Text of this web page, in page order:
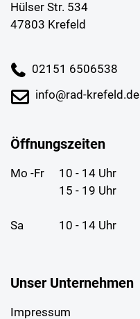
Hülser Str. 534
47803 Krefeld
02151 6506538
info@rad-krefeld.de
Öffnungszeiten
Mo -Fr
10 - 14 Uhr
15 - 19 Uhr
Sa 10 - 14 Uhr
Unser Unternehmen
Impressum